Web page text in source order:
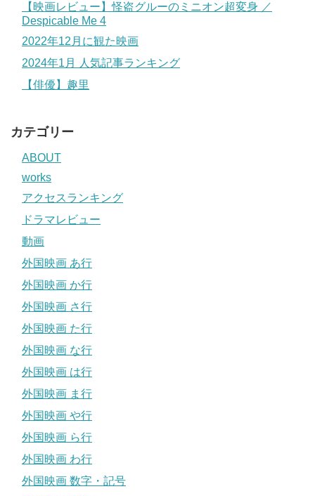
【映画レビュー】怪盗グルーのミニオン超変身 ／
Despicable Me 4
2022年12月に観た映画
2024年1月 人気記事ランキング
【俳優】趣里
カテゴリー
ABOUT
works
アクセスランキング
ドラマレビュー
動画
外国映画 あ行
外国映画 か行
外国映画 さ行
外国映画 た行
外国映画 な行
外国映画 は行
外国映画 ま行
外国映画 や行
外国映画 ら行
外国映画 わ行
外国映画 数字・記号